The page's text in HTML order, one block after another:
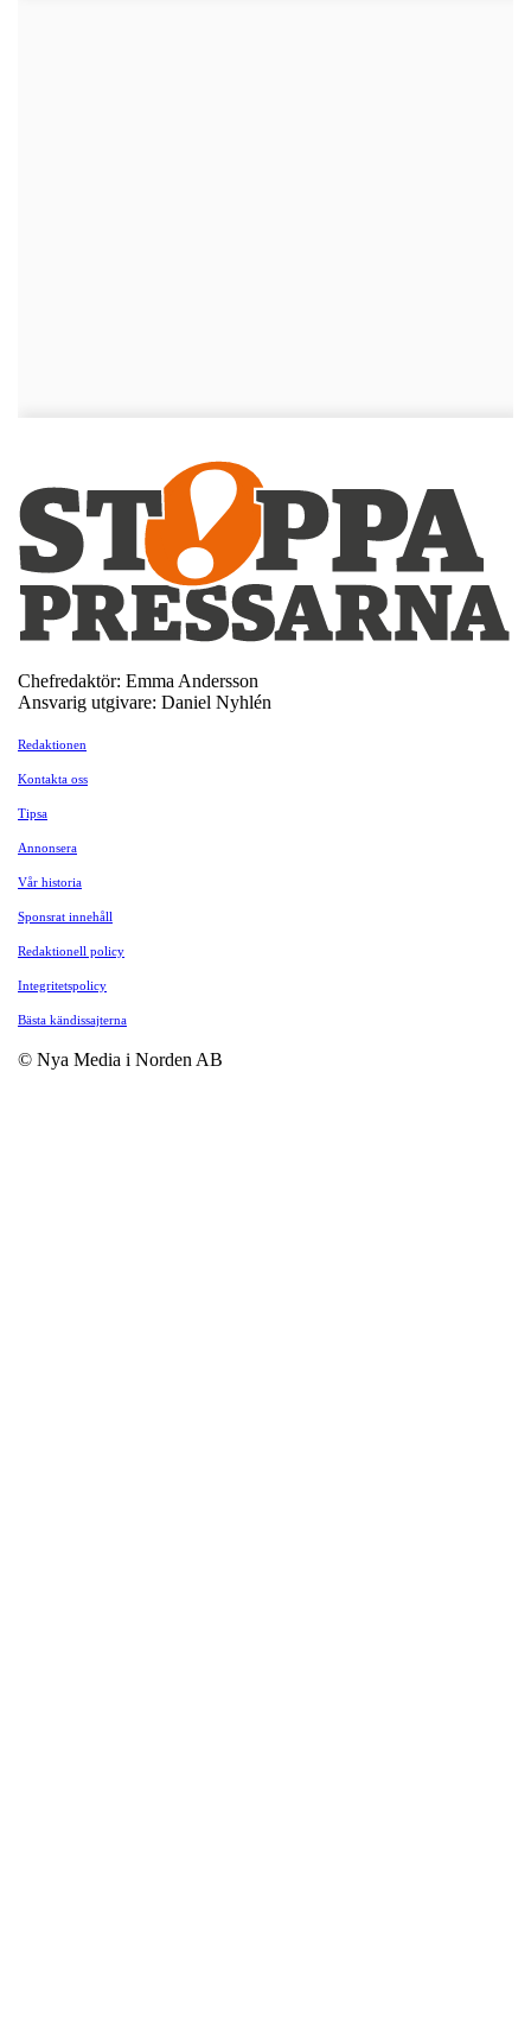
Chefredaktör: Emma Andersson
Ansvarig utgivare: Daniel Nyhlén
Redaktionen
Kontakta oss
Tipsa
Annonsera
Vår historia
Sponsrat innehåll
Redaktionell policy
Integritetspolicy
Bästa kändissajterna
© Nya Media i Norden AB